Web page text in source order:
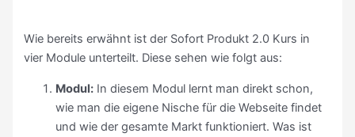
Wie bereits erwähnt ist der Sofort Produkt 2.0 Kurs in
vier Module unterteilt. Diese sehen wie folgt aus:
Modul: In diesem Modul lernt man direkt schon,
wie man die eigene Nische für die Webseite findet
und wie der gesamte Markt funktioniert. Was ist